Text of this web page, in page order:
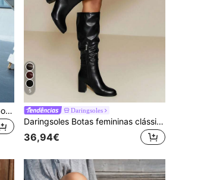
Botas elegantes para meninas, botas western bordadas sem cadarço, botas western bordadas de salto alto, botas de cowboy bordadas estilosas, botas de cano médio sem cadarço para outono/inverno em estilos western bordados nas cores marrom, preto e rosa.
5
Daringsoles
Daringsoles Botas femininas clássicas de bico redondo e salto grosso, botas com zíper lateral e cano alto, botas de inverno femininas casuais, confortáveis, elegantes e sensuais, botas pretas longas
36,94€